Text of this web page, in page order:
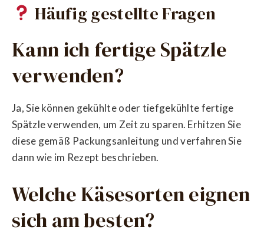
Häufig gestellte Fragen
Kann ich fertige Spätzle
verwenden?
Ja, Sie können gekühlte oder tiefgekühlte fertige
Spätzle verwenden, um Zeit zu sparen. Erhitzen Sie
diese gemäß Packungsanleitung und verfahren Sie
dann wie im Rezept beschrieben.
Welche Käsesorten eignen
sich am besten?